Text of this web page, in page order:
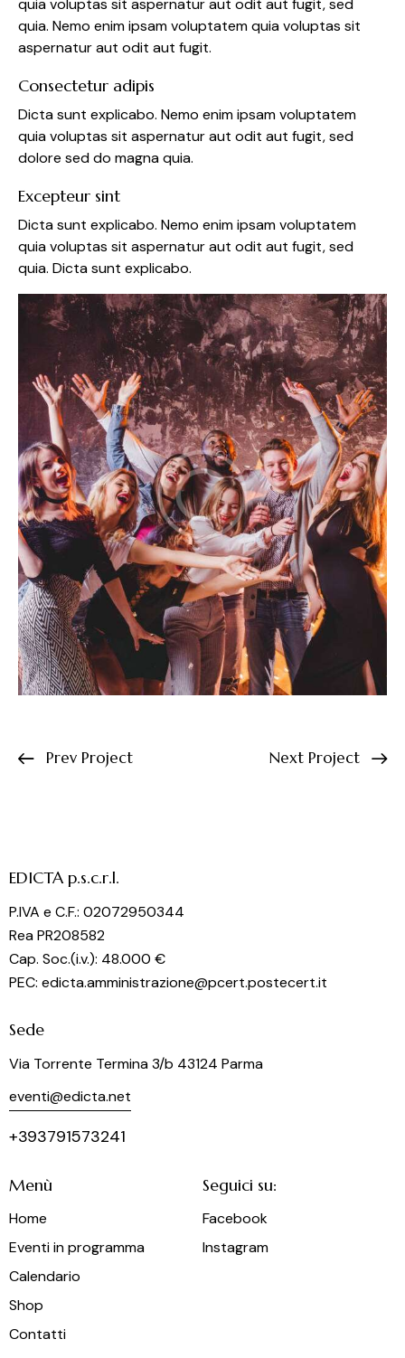
quia voluptas sit aspernatur aut odit aut fugit, sed
quia. Nemo enim ipsam voluptatem quia voluptas sit
aspernatur aut odit aut fugit.
Consectetur adipis
Dicta sunt explicabo. Nemo enim ipsam voluptatem
quia voluptas sit aspernatur aut odit aut fugit, sed
dolore sed do magna quia.
Excepteur sint
Dicta sunt explicabo. Nemo enim ipsam voluptatem
quia voluptas sit aspernatur aut odit aut fugit, sed
quia. Dicta sunt explicabo.
Prev Project Next Project
EDICTA p.s.c.r.l.
P.IVA e C.F.: 02072950344
Rea PR208582
Cap. Soc.(i.v.): 48.000 €
PEC: edicta.amministrazione@pcert.postecert.it
Sede
Via Torrente Termina 3/b 43124 Parma
eventi@edicta.net
+393791573241
Menù
Home
Eventi in programma
Calendario
Shop
Contatti
Seguici su:
Facebook
Instagram